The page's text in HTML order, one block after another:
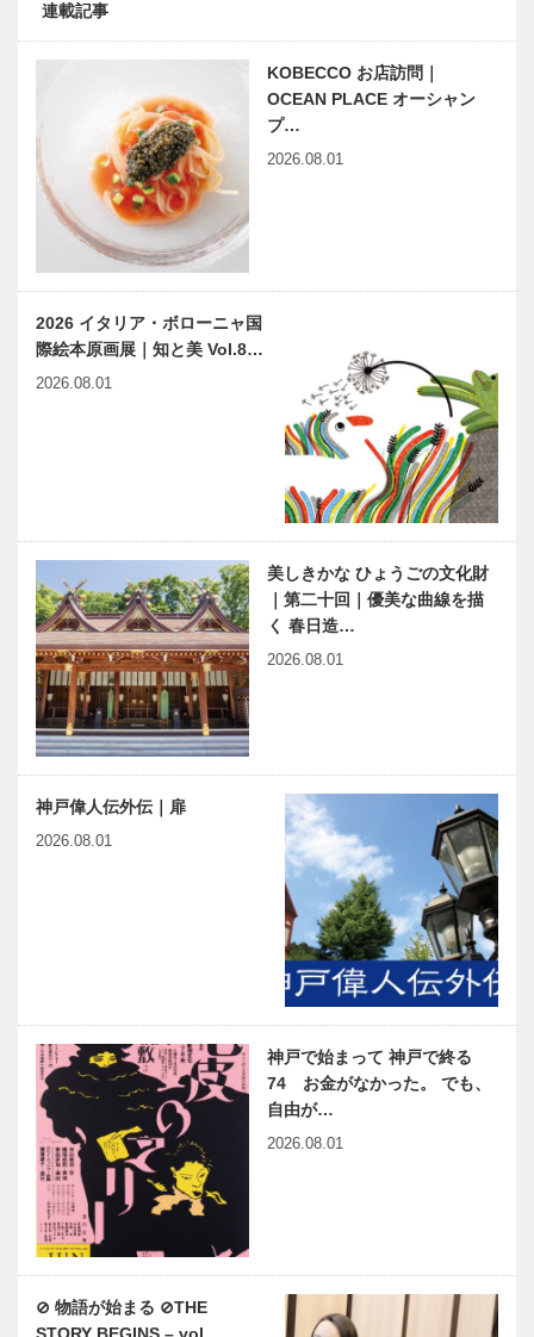
連載記事
KOBECCO お店訪問｜
OCEAN PLACE オーシャン
プ…
2026.08.01
2026 イタリア・ボローニャ国
際絵本原画展｜知と美 Vol.8…
2026.08.01
美しきかな ひょうごの文化財
｜第二十回｜優美な曲線を描
く 春日造…
2026.08.01
神戸偉人伝外伝｜扉
2026.08.01
神戸で始まって 神戸で終る
74 お金がなかった。 でも、
自由が…
2026.08.01
⊘ 物語が始まる ⊘THE